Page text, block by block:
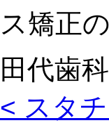
ス矯正
田代歯
< スタ